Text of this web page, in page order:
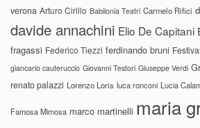
verona Arturo Cirillo Babilonia Teatri Carmelo Rifici
davide annachini Elio De Capitani
fragassi Federico Tiezzi ferdinando bruni
giancarlo cauteruccio Giovanni Testori Giuseppe Verdi
renato palazzi Lorenzo Loris luca ronconi Lucia
Famosa Mimosa marco martinelli maria